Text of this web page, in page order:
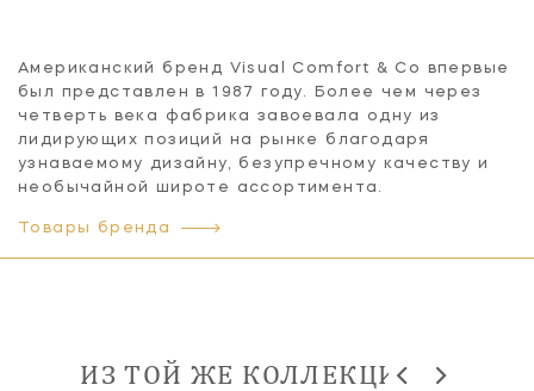
Американский бренд Visual Comfort & Co впервые
был представлен в 1987 году. Более чем через
четверть века фабрика завоевала одну из
лидирующих позиций на рынке благодаря
узнаваемому дизайну, безупречному качеству и
необычайной широте ассортимента.
Товары бренда
ИЗ ТОЙ ЖЕ КОЛЛЕКЦИИ